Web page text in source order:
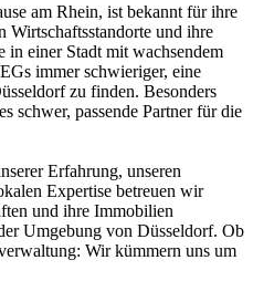
am Rhein, ist bekannt für ihre
Wirtschaftsstandorte und ihre
in einer Stadt mit wachsendem
immer schwieriger, eine
zu finden. Besonders
schwer, passende Partner für die
Erfahrung, unseren
Expertise betreuen wir
und ihre Immobilien
Umgebung von Düsseldorf. Ob
Wir kümmern uns um